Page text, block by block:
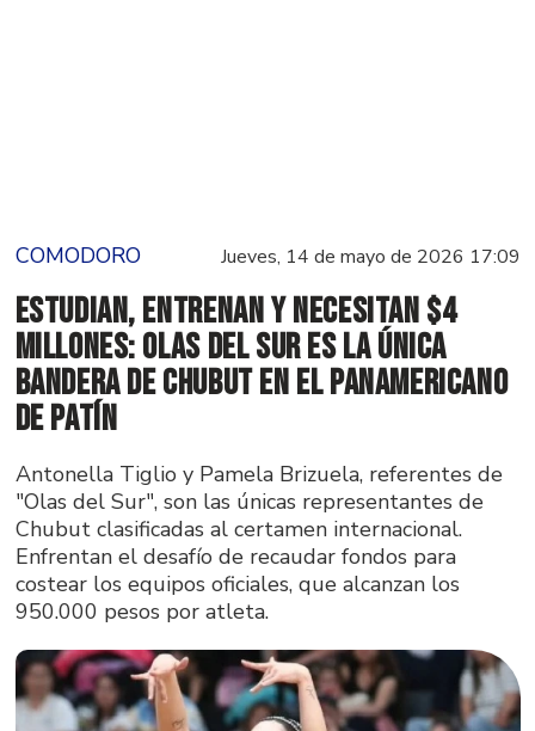
COMODORO Jueves, 14 de mayo de 2026 17:09
Estudian, entrenan y necesitan $4
millones: Olas del Sur es la única
bandera de Chubut en el Panamericano
de Patín
Antonella Tiglio y Pamela Brizuela, referentes de
"Olas del Sur", son las únicas representantes de
Chubut clasificadas al certamen internacional.
Enfrentan el desafío de recaudar fondos para
costear los equipos oficiales, que alcanzan los
950.000 pesos por atleta.